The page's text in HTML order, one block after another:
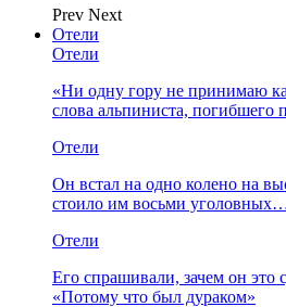
Prev Next
Отели
Отели
«Ни одну гору не принимаю
слова альпиниста, погибшего
Отели
Он встал на одно колено на
стоило им восьми
Отели
Его спрашивали, зачем он это
«Потому что был дураком»